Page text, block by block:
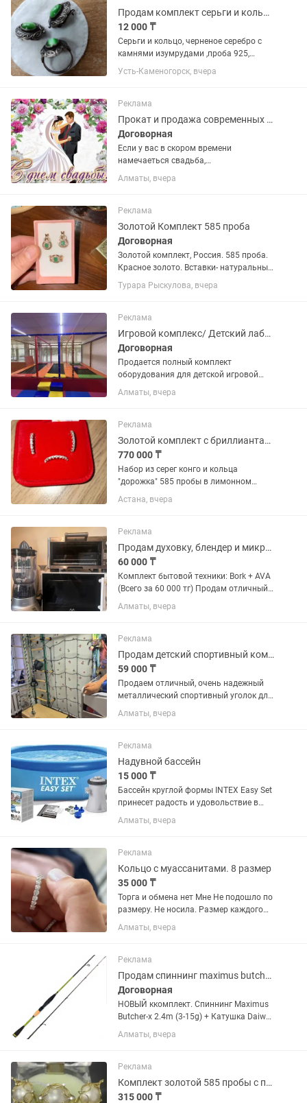
удобная...
Продам комплект серьги и кольцо серебряные
12 000 ₸
Серьги и кольцо, черненое серебро с
камнями изумрудами ,проба 925,
размер кольца 17. Возможен торг.
Усть-Каменогорск, вчера
Реклама
Прокат и продажа современных свадебных платьев
Договорная
Если у вас в скором времени
намечаеться свадьба,
фотосессия,офицерский бал -
обращяйтесь к нам .У нас есть
широкий выбор современных платьев
в количестве более 200...
Алматы, вчера
Реклама
Золотой Комплект 585 проба
Договорная
Золотой комплект, Россия. 585 проба.
Красное золото. Вставки- натуральные
изумруды. Кольцо размер 17.
Турара Рыскулова, вчера
Реклама
Игровой комплекс/ Детский лабиринт/ Батуты
Договорная
Продается полный комплект
оборудования для детской игровой
комнаты и батутного центра «под
ключ». Идеально для ТРЦ, кафе, баз
коммерческие, износостойкие,...
Алматы, вчера
Реклама
Золотой комплект с бриллиантами.
770 000 ₸
Набор из серег конго и кольца
"дорожка" 585 пробы в лимонном
золоте с шикарными бриллиантами 57
огранки. Каждый бриллиант по 0.03 ct.
Сертификат есть. Общий вес 5.3...
Астана, вчера
Реклама
Продам духовку, блендер и микроволновку одним лотом! BORK и AVA
60 000 ₸
Комплект бытовой техники: Bork + AVA
(Всего за 60 000 тг) Продам отличный
набор техники для кухни одним лотом!
Отличное решение для дома, съемной
комплект: ...
Алматы, вчера
Реклама
Продам детский спортивный комплекс с веревочной сеткой б/у
59 000 ₸
Продаем отличный, очень надежный
металлический спортивный уголок для
детей (типа Romana или Комета).
Комплекс в идеальном состоянии. С
дизайном. Крепится к стене. В...
Алматы, вчера
Реклама
Надувной бассейн
15 000 ₸
Бассейн круглой формы INTEX Easy Set
принесет радость и удовольствие в
жаркие летние дни вам и вашей семье.
"Easy Set" - серия бассейнов, которые
применения каких-либо...
Алматы, вчера
Реклама
Кольцо с муассанитами. 8 размер
35 000 ₸
Торга и обмена нет Мне Не подошло по
размеру. Не носила. Размер каждого
камня- 3мм, все камни муассаниты-
сертифицированы. Металл -серебро
комплекте.
Алматы, вчера
Реклама
Продам спиннинг maximus butcher-x 3-15 2.4m
Договорная
НОВЫЙ ккомплект. Спиннинг Maximus
Butcher-x 2.4m (3-15g) + Катушка Daiwa
23 Crossfire. Продам абсолютно новый
рыболовный омплект для легкого
были на водоеме, в...
Алматы, вчера
Реклама
Комплект золотой 585 пробы с перламутром. Желтое золото.
315 000 ₸